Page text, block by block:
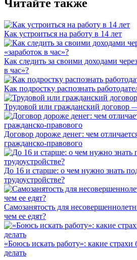
Читайте также
Как устроиться на работу в 14 лет
Как следить за своими доходами
в час»?
Как подростку распознать
Трудовой или гражданский договор
Договор дороже денег: чем
гражданско-правового
До 16 и старше: о чем нужно знать
трудоустройстве?
Самозанятость для
чем ее едят?
«Боюсь искать работу»: какие
делать